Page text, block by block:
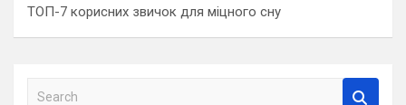
ТОП-7 корисних звичок для міцного сну